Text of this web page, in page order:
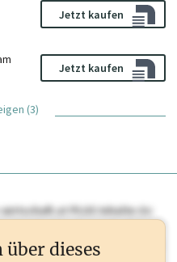
Jetzt kaufen
Jetzt kaufen
(3)
wirtschaft.at PLUS Inhaltedie
Schalten Sie dieses Profil frei
zu sehen. wirtschaft.at PLUS
dieses